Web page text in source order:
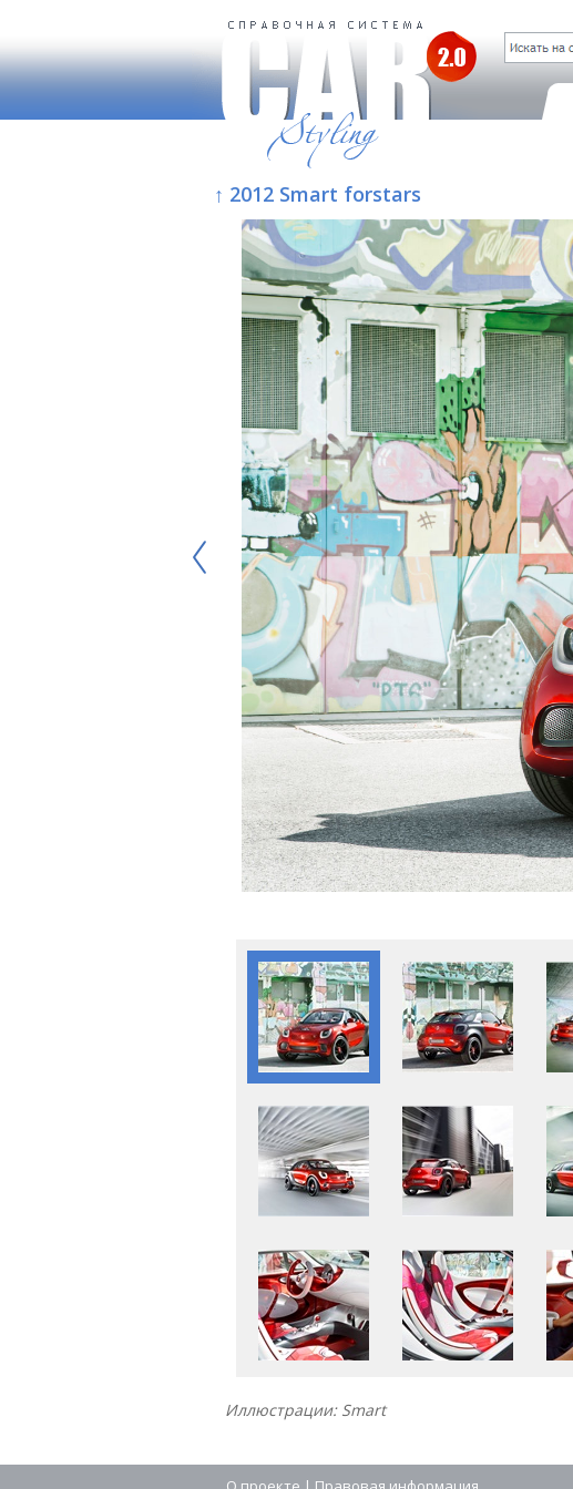
↑ 2012 Smart forstars
Иллюстрации: Smart